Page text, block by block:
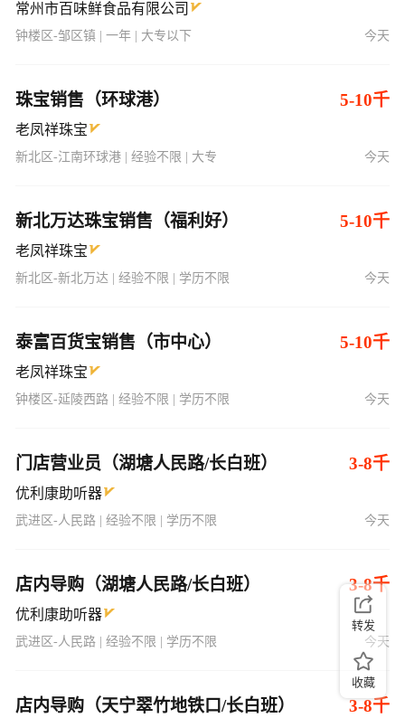
常州市百味鲜食品有限公司
钟楼区-邹区镇 | 一年 | 大专以下 今天
珠宝销售（环球港） 5-10千
老凤祥珠宝
新北区-江南环球港 | 经验不限 | 大专 今天
新北万达珠宝销售（福利好） 5-10千
老凤祥珠宝
新北区-新北万达 | 经验不限 | 学历不限 今天
泰富百货宝销售（市中心） 5-10千
老凤祥珠宝
钟楼区-延陵西路 | 经验不限 | 学历不限 今天
门店营业员（湖塘人民路/长白班） 3-8千
优利康助听器
武进区-人民路 | 经验不限 | 学历不限 今天
店内导购（湖塘人民路/长白班） 3-8千
优利康助听器
武进区-人民路 | 经验不限 | 学历不限 今天
店内导购（天宁翠竹地铁口/长白班） 3-8千
转发
收藏